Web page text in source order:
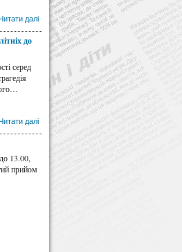
далі
до
серед
далі
13.00,
прийом